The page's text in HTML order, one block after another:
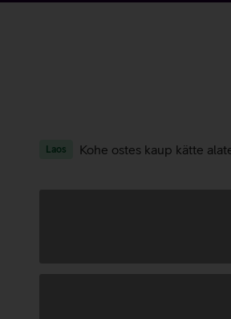
Laos Kohe ostes kaup kätte